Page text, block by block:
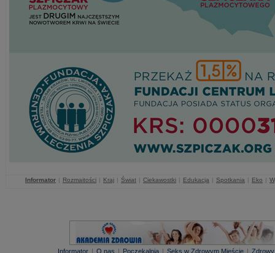
Informator | Rozmaitości | Kraj | Świat | Ciekawostki | Edukacja | Spotkania | Eko |
Informator | O nas | Poczekalnia | Seks w Zdrowym Mieście |